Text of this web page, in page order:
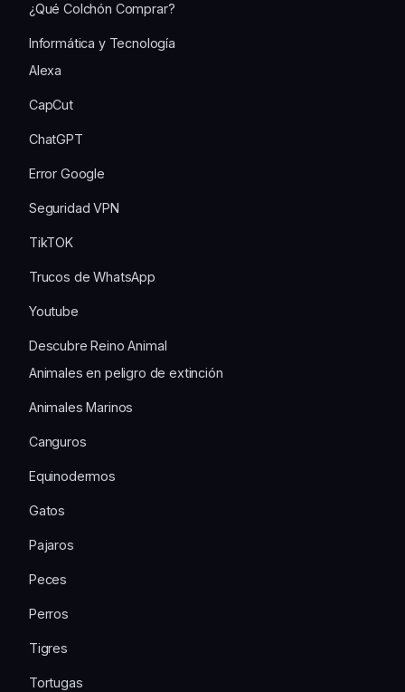
¿Qué Colchón Comprar?
Informática y Tecnología
Alexa
CapCut
ChatGPT
Error Google
Seguridad VPN
TikTOK
Trucos de WhatsApp
Youtube
Descubre Reino Animal
Animales en peligro de extinción
Animales Marinos
Canguros
Equinodermos
Gatos
Pajaros
Peces
Perros
Tigres
Tortugas